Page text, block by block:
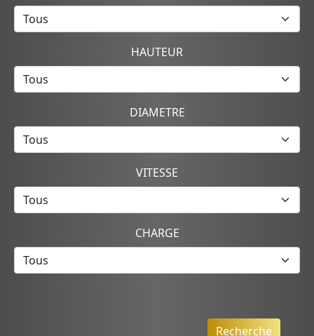
HAUTEUR
DIAMETRE
VITESSE
CHARGE
Recherche